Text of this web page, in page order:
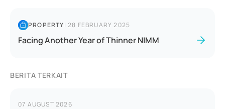
PROPERTY|28 FEBRUARY 2025
Facing Another Year of Thinner NIMM
BERITA TERKAIT
07 AUGUST 2026